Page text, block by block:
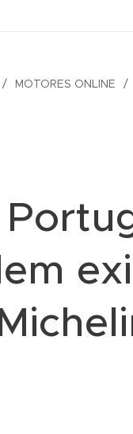
MOTORES ONLINE